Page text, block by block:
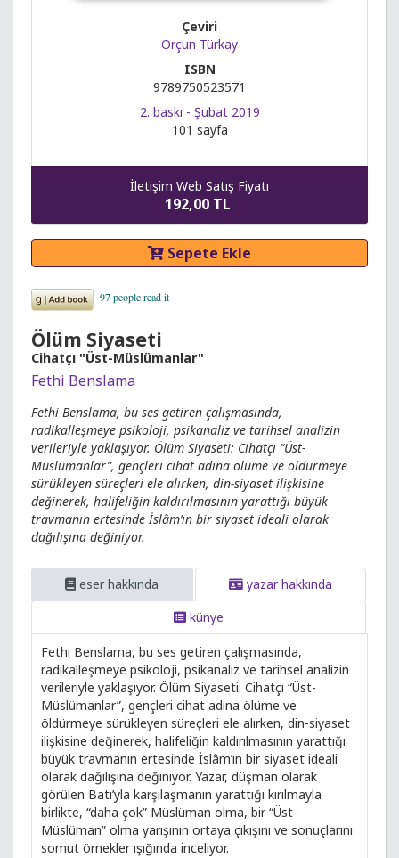
Çeviri
Orçun Türkay
ISBN
9789750523571
2. baskı - Şubat 2019
101 sayfa
İletişim Web Satış Fiyatı
192,00 TL
Sepete Ekle
Ölüm Siyaseti
Cihatçı "Üst-Müslümanlar"
Fethi Benslama
Fethi Benslama, bu ses getiren çalışmasında,
radikalleşmeye psikoloji, psikanaliz ve tarihsel analizin
verileriyle yaklaşıyor. Ölüm Siyaseti: Cihatçı “Üst-
Müslümanlar”, gençleri cihat adına ölüme ve öldürmeye
sürükleyen süreçleri ele alırken, din-siyaset ilişkisine
değinerek, halifeliğin kaldırılmasının yarattığı büyük
travmanın ertesinde İslâm’ın bir siyaset ideali olarak
dağılışına değiniyor.
eser hakkında
yazar hakkında
künye
Fethi Benslama, bu ses getiren çalışmasında,
radikalleşmeye psikoloji, psikanaliz ve tarihsel analizin
verileriyle yaklaşıyor. Ölüm Siyaseti: Cihatçı “Üst-
Müslümanlar”, gençleri cihat adına ölüme ve
öldürmeye sürükleyen süreçleri ele alırken, din-siyaset
ilişkisine değinerek, halifeliğin kaldırılmasının yarattığı
büyük travmanın ertesinde İslâm’ın bir siyaset ideali
olarak dağılışına değiniyor. Yazar, düşman olarak
görülen Batı’yla karşılaşmanın yarattığı kırılmayla
birlikte, “daha çok” Müslüman olma, bir “Üst-
Müslüman” olma yarışının ortaya çıkışını ve sonuçlarını
somut örnekler ışığında inceliyor.